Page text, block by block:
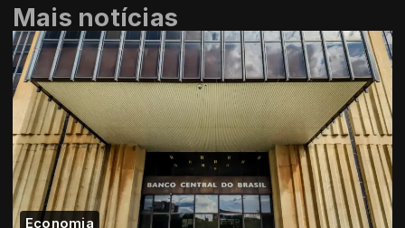
Mais notícias
Economia